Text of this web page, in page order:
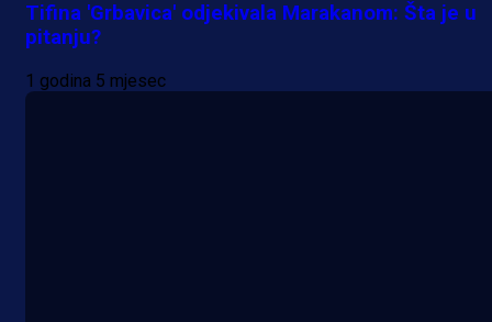
Tifina 'Grbavica' odjekivala Marakanom: Šta je u
pitanju?
1 godina 5 mjesec